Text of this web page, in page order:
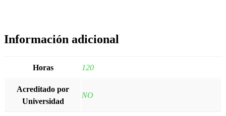
Información adicional
Horas 120
Acreditado por
Universidad
NO